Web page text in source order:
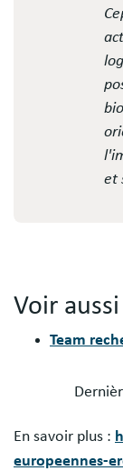
et
Voir aussi
Team
Blocs
En savoir plus :
europeennes-